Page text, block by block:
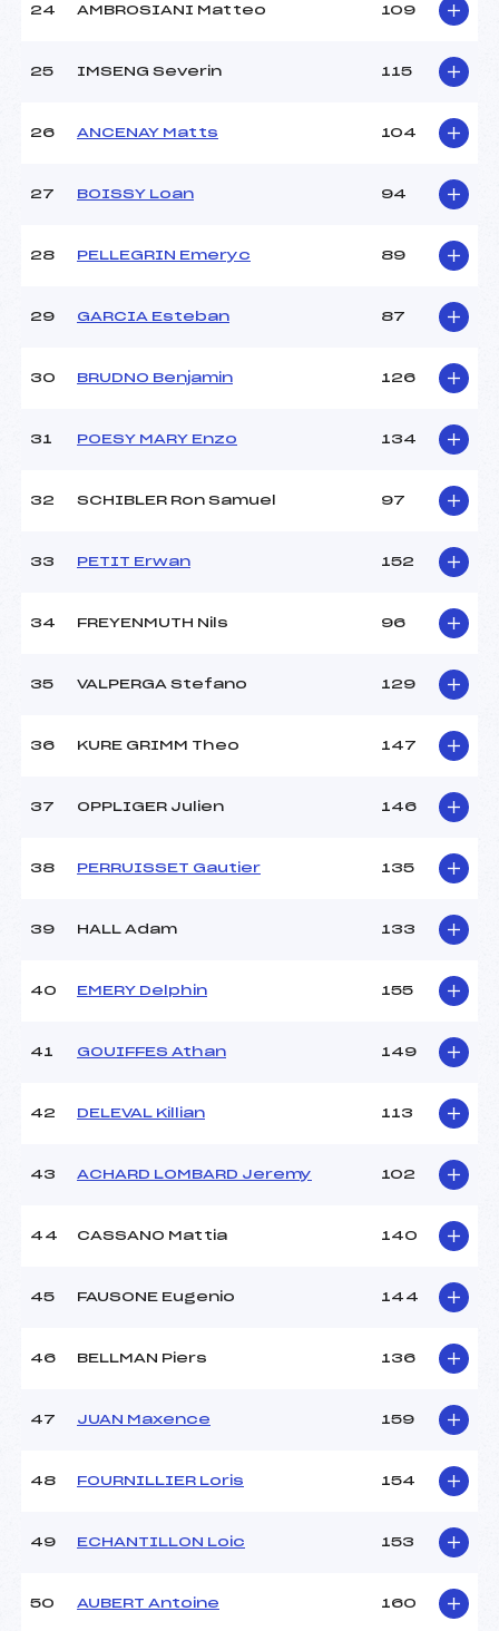
24 AMBROSIANI Matteo 109
25 IMSENG Severin 115
26 ANCENAY Matts 104
27 BOISSY Loan 94
28 PELLEGRIN Emeryc 89
29 GARCIA Esteban 87
30 BRUDNO Benjamin 126
31 POESY MARY Enzo 134
32 SCHIBLER Ron Samuel 97
33 PETIT Erwan 152
34 FREYENMUTH Nils 96
35 VALPERGA Stefano 129
36 KURE GRIMM Theo 147
37 OPPLIGER Julien 146
38 PERRUISSET Gautier 135
39 HALL Adam 133
40 EMERY Delphin 155
41 GOUIFFES Athan 149
42 DELEVAL Killian 113
43 ACHARD LOMBARD Jeremy 102
44 CASSANO Mattia 140
45 FAUSONE Eugenio 144
46 BELLMAN Piers 136
47 JUAN Maxence 159
48 FOURNILLIER Loris 154
49 ECHANTILLON Loic 153
50 AUBERT Antoine 160